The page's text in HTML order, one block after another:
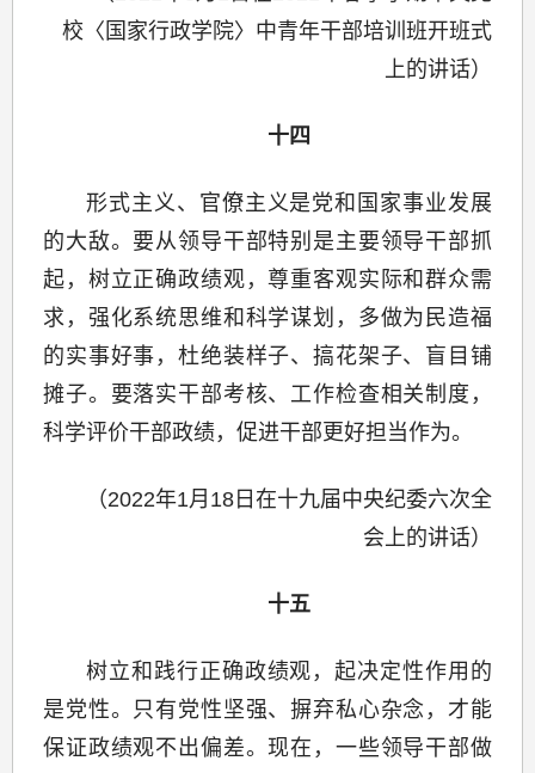
校〈国家行政学院〉中青年干部培训班开班式
上的讲话）
十四
形式主义、官僚主义是党和国家事业发展
的大敌。要从领导干部特别是主要领导干部抓
起，树立正确政绩观，尊重客观实际和群众需
求，强化系统思维和科学谋划，多做为民造福
的实事好事，杜绝装样子、搞花架子、盲目铺
摊子。要落实干部考核、工作检查相关制度，
科学评价干部政绩，促进干部更好担当作为。
（2022年1月18日在十九届中央纪委六次全
会上的讲话）
十五
树立和践行正确政绩观，起决定性作用的
是党性。只有党性坚强、摒弃私心杂念，才能
保证政绩观不出偏差。现在，一些领导干部做